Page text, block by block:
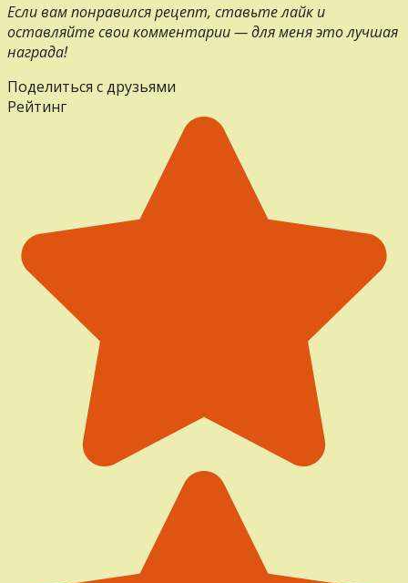
Если вам понравился рецепт, ставьте лайк и
оставляйте свои комментарии — для меня это лучшая
награда!
Поделиться с друзьями
Рейтинг